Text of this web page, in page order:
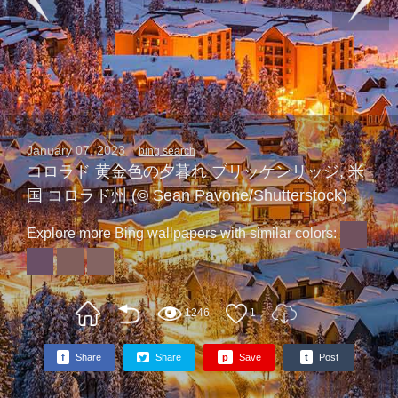
January 07, 2023 bing search
コロラド 黄金色の夕暮れ ブリッケンリッジ, 米
国 コロラド州 (© Sean Pavone/Shutterstock)
Explore more Bing wallpapers with similar colors:
1246 1
f Share Share p Save t Post